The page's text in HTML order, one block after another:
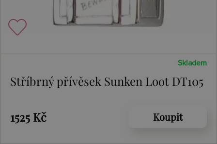
Skladem
Stříbrný přívěsek Sunken Loot DT105
1525 Kč Koupit